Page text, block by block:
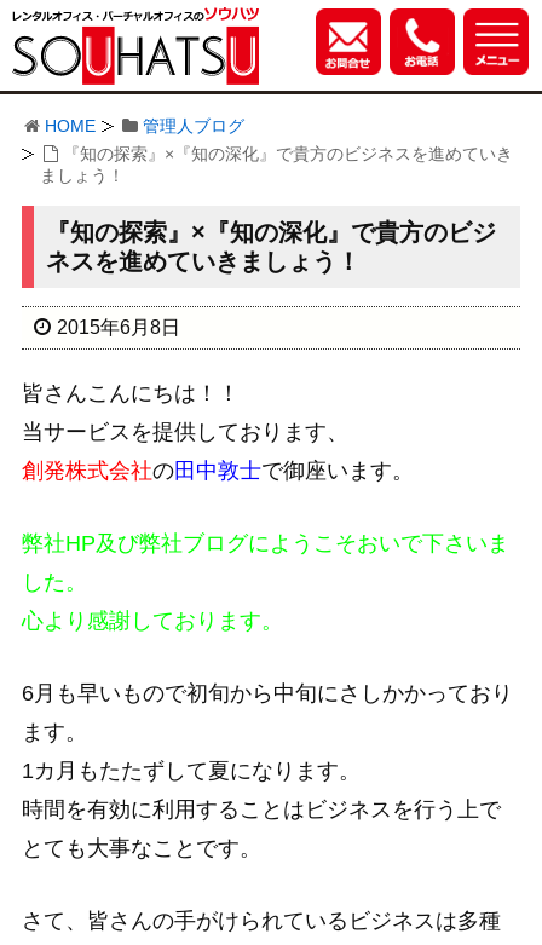
HOME
管理人ブログ
『知の探索』×『知の深化』で貴方のビジネスを進めていき
ましょう！
『知の探索』×『知の深化』で貴方のビジ
ネスを進めていきましょう！
2015年6月8日
皆さんこんにちは！！
当サービスを提供しております、
創発株式会社の田中敦士で御座います。
弊社HP及び弊社ブログにようこそおいで下さいま
した。
心より感謝しております。
6月も早いもので初旬から中旬にさしかかっており
ます。
1カ月もたたずして夏になります。
時間を有効に利用することはビジネスを行う上で
とても大事なことです。
さて、皆さんの手がけられているビジネスは多種